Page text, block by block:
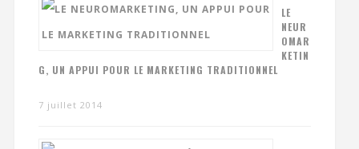
LE
NEUR
OMAR
KETIN
G, UN APPUI POUR LE MARKETING TRADITIONNEL
7 juillet 2014